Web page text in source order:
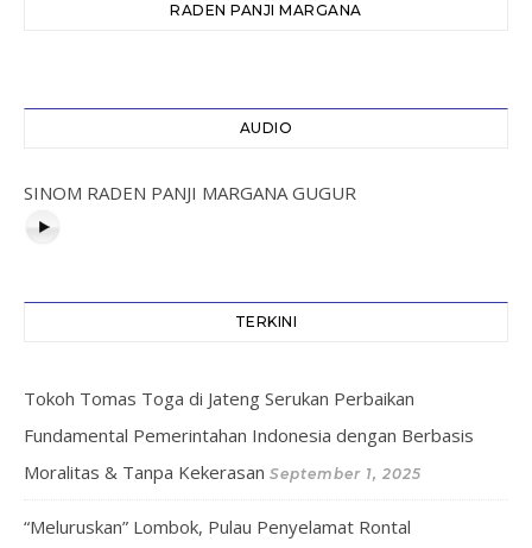
RADEN PANJI MARGANA
AUDIO
SINOM RADEN PANJI MARGANA GUGUR
TERKINI
Tokoh Tomas Toga di Jateng Serukan Perbaikan
Fundamental Pemerintahan Indonesia dengan Berbasis
Moralitas & Tanpa Kekerasan September 1, 2025
“Meluruskan” Lombok, Pulau Penyelamat Rontal